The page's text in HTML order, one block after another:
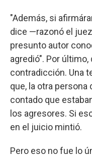
"Además, si
dice —razonó el
presunto autor
agredió". Por
contradicción. Una
que, la otra persona
contado que
los agresores. Si
en el juicio mintió.
Pero eso no fue lo